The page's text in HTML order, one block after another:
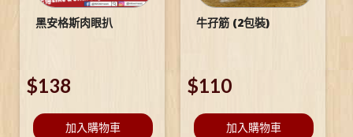
黑安格斯肉眼扒
$138
加入購物車
牛孖筋 (2包裝)
$110
加入購物車